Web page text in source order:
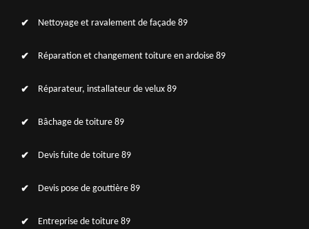
Nettoyage et ravalement de façade 89
Réparation et changement toiture en ardoise 89
Réparateur, installateur de velux 89
Bâchage de toiture 89
Devis fuite de toiture 89
Devis pose de gouttière 89
Entreprise de toiture 89